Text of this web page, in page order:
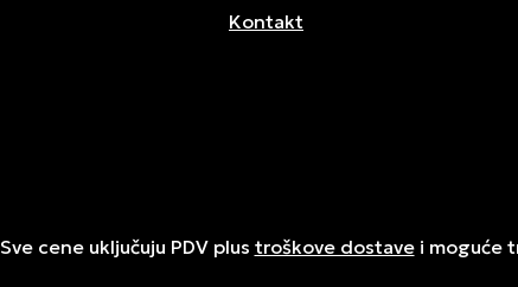
Kontakt
Sve cene uključuju PDV plus troškove dostavei moguće